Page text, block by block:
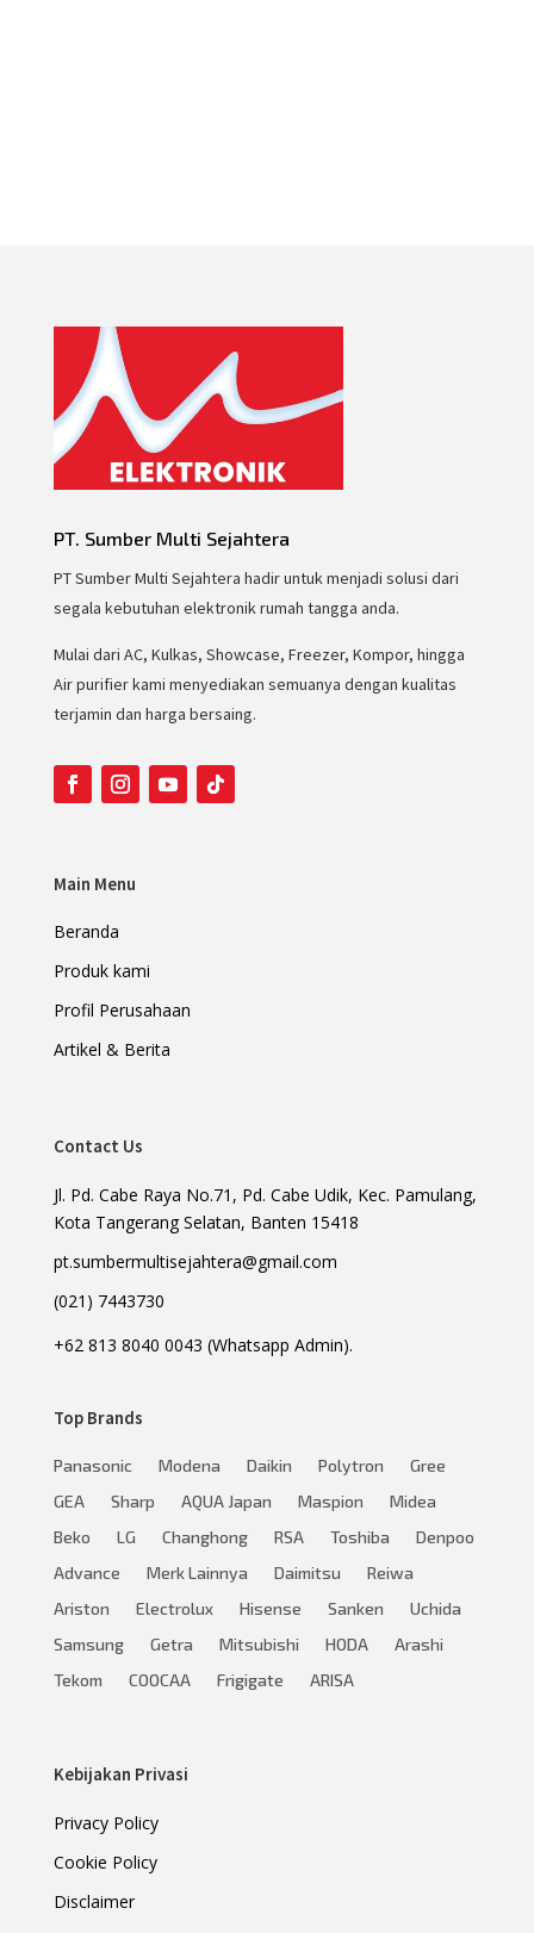
PT. Sumber Multi Sejahtera
PT Sumber Multi Sejahtera hadir untuk menjadi solusi dari
segala kebutuhan elektronik rumah tangga anda.
Mulai dari AC, Kulkas, Showcase, Freezer, Kompor, hingga
Air purifier kami menyediakan semuanya dengan kualitas
terjamin dan harga bersaing.
Main Menu
Beranda
Produk kami
Profil Perusahaan
Artikel & Berita
Contact Us
Jl. Pd. Cabe Raya No.71, Pd. Cabe Udik, Kec. Pamulang,
Kota Tangerang Selatan, Banten 15418
pt.sumbermultisejahtera@gmail.com
(021) 7443730
+62 813 8040 0043 (Whatsapp Admin).
Top Brands
Panasonic Modena Daikin Polytron
Gree
GEA
Sharp AQUA Japan Maspion
Midea
Beko
LG Changhong RSA Toshiba
Denpoo
Advance
Merk Lainnya Daimitsu
Reiwa
Ariston
Electrolux Hisense Sanken
Uchida
Samsung
Getra Mitsubishi HODA
Arashi
Tekom
COOCAA Frigigate ARISA
Kebijakan Privasi
Privacy Policy
Cookie Policy
Disclaimer